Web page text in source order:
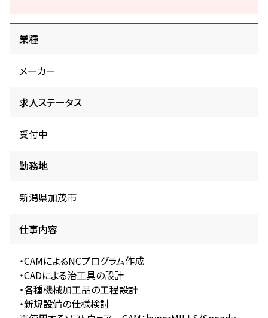
業種
メーカー
求人ステータス
受付中
勤務地
新潟県加茂市
仕事内容
・CAMによるNCプログラム作成
・CADによる治工具の設計
・各種機械加工品の工程設計
・新規設備の仕様検討